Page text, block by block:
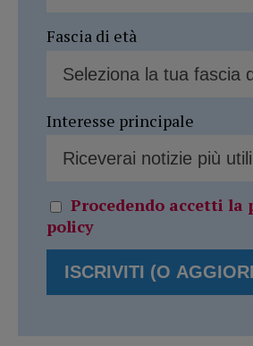
Fascia di età
Interesse principale
Procedendo accetti la
policy